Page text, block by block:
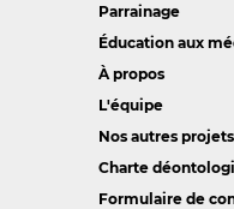
Parrainage
Éducation aux
À propos
L'équipe
Nos autres projets
Charte
Formulaire de